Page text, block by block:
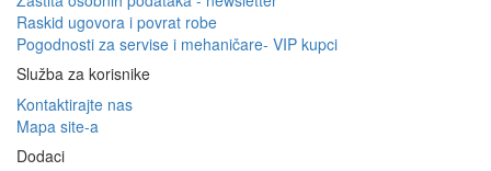
Raskid ugovora i povrat robe
Pogodnosti za servise i mehaničare- VIP kupci
Služba za korisnike
Kontaktirajte nas
Mapa site-a
Dodaci